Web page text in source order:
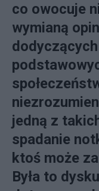
co owocuje
wymianą
jedną z
spadanie
ktoś może
Była to